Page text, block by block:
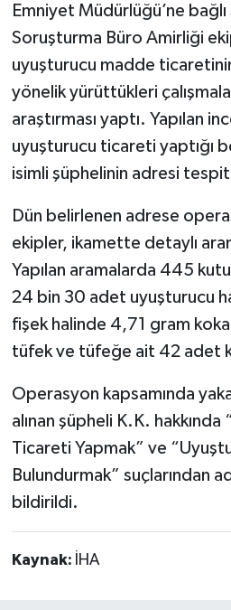
Emniyet Müdürlüğü’ne
Soruşturma Büro Amirliği
uyuşturucu madde
yönelik yürüttükleri
araştırması yaptı. Yapılan
uyuşturucu ticareti yaptığı
isimli şüphelinin adresi
Dün belirlenen adrese
ekipler, ikamette detaylı
Yapılan aramalarda 445
24 bin 30 adet uyuşturucu
fişek halinde 4,71 gram
tüfek ve tüfeğe ait 42 adet
Operasyon kapsamında
alınan şüpheli K.K.
Ticareti Yapmak” ve
Bulundurmak” suçlarından
bildirildi.
Kaynak: İHA